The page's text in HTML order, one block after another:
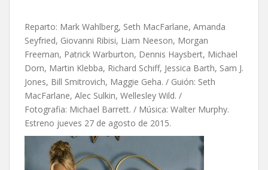
Reparto: Mark Wahlberg, Seth MacFarlane, Amanda
Seyfried, Giovanni Ribisi, Liam Neeson, Morgan
Freeman, Patrick Warburton, Dennis Haysbert, Michael
Dorn, Martin Klebba, Richard Schiff, Jessica Barth, Sam J.
Jones, Bill Smitrovich, Maggie Geha. / Guión: Seth
MacFarlane, Alec Sulkin, Wellesley Wild. /
Fotografia: Michael Barrett. / Música: Walter Murphy.
Estreno jueves 27 de agosto de 2015.